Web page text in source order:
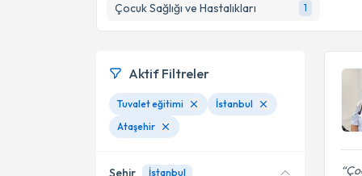
Çocuk Sağlığı ve Hastalıkları
1
Aktif Filtreler
Tuvalet eğitimi
İstanbul
Ataşehir
Şehir İstanbul